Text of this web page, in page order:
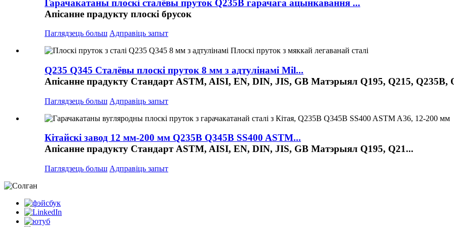
Гарачакатаны плоскі сталёвы пруток Q235B гарачага ацынкавання ...
Апісанне прадукту плоскі брусок
Паглядзець больш Адправіць запыт
Q235 Q345 Сталёвы плоскі пруток 8 мм з адтулінамі Mil...
Апісанне прадукту Стандарт ASTM, AISI, EN, DIN, JIS, GB Матэрыял Q195, Q215, Q235B,
Паглядзець больш Адправіць запыт
Кітайскі завод 12 мм-200 мм Q235B Q345B SS400 ASTM...
Апісанне прадукту Стандарт ASTM, AISI, EN, DIN, JIS, GB Матэрыял Q195, Q21...
Паглядзець больш Адправіць запыт